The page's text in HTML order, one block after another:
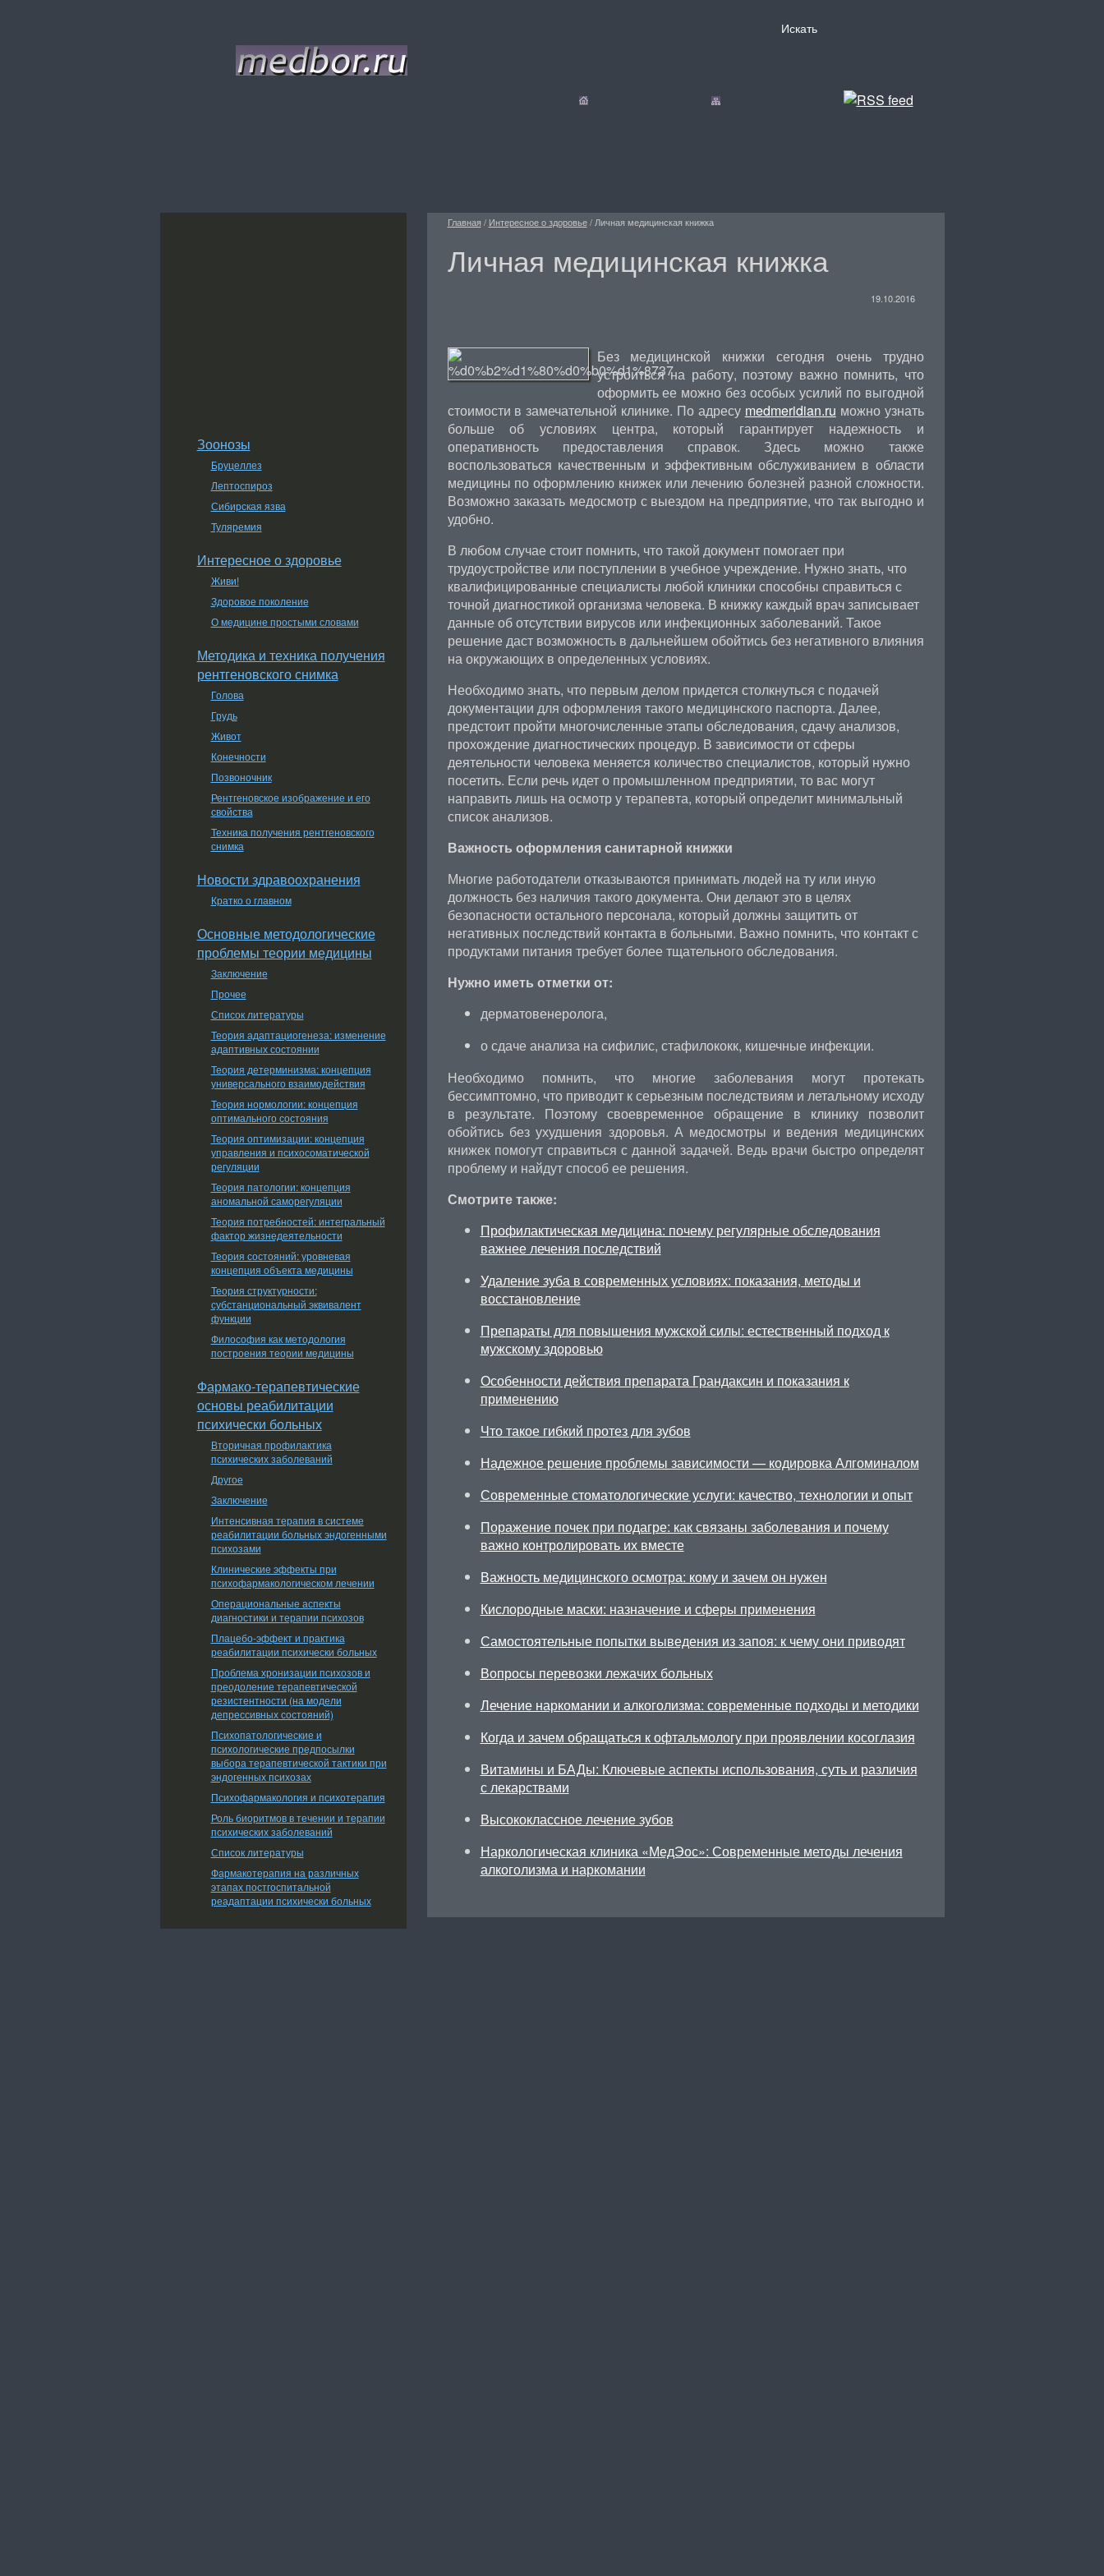
Главная / Интересное о здоровье/ Личная медицинская книжка
Личная медицинская книжка
19.10.2016
Без медицинской книжки сегодня очень трудно
устроиться на работу, поэтому важно помнить, что
оформить ее можно без особых усилий по выгодной
стоимости в замечательной клинике. По адресу medmeridian.ru можно узнать
больше об условиях центра, который гарантирует надежность и
оперативность предоставления справок. Здесь можно также
воспользоваться качественным и эффективным обслуживанием в области
медицины по оформлению книжек или лечению болезней разной сложности.
Возможно заказать медосмотр с выездом на предприятие, что так выгодно и
удобно.
В любом случае стоит помнить, что такой документ помогает при
трудоустройстве или поступлении в учебное учреждение. Нужно знать, что
квалифицированные специалисты любой клиники способны справиться с
точной диагностикой организма человека. В книжку каждый врач записывает
данные об отсутствии вирусов или инфекционных заболеваний. Такое
решение даст возможность в дальнейшем обойтись без негативного влияния
на окружающих в определенных условиях.
Необходимо знать, что первым делом придется столкнуться с подачей
документации для оформления такого медицинского паспорта. Далее,
предстоит пройти многочисленные этапы обследования, сдачу анализов,
прохождение диагностических процедур. В зависимости от сферы
деятельности человека меняется количество специалистов, который нужно
посетить. Если речь идет о промышленном предприятии, то вас могут
направить лишь на осмотр у терапевта, который определит минимальный
список анализов.
Важность оформления санитарной книжки
Многие работодатели отказываются принимать людей на ту или иную
должность без наличия такого документа. Они делают это в целях
безопасности остального персонала, который должны защитить от
негативных последствий контакта в больными. Важно помнить, что контакт с
продуктами питания требует более тщательного обследования.
Нужно иметь отметки от:
дерматовенеролога,
о сдаче анализа на сифилис, стафилококк, кишечные инфекции.
Необходимо помнить, что многие заболевания могут протекать
бессимптомно, что приводит к серьезным последствиям и летальному исходу
в результате. Поэтому своевременное обращение в клинику позволит
обойтись без ухудшения здоровья. А медосмотры и ведения медицинских
книжек помогут справиться с данной задачей. Ведь врачи быстро определят
проблему и найдут способ ее решения.
Смотрите также:
Профилактическая медицина: почему регулярные обследования
важнее лечения последствий
Удаление зуба в современных условиях: показания, методы и
восстановление
Препараты для повышения мужской силы: естественный подход к
мужскому здоровью
Особенности действия препарата Грандаксин и показания к
применению
Что такое гибкий протез для зубов
Надежное решение проблемы зависимости — кодировка Алгоминалом
Современные стоматологические услуги: качество, технологии и опыт
Поражение почек при подагре: как связаны заболевания и почему
важно контролировать их вместе
Важность медицинского осмотра: кому и зачем он нужен
Кислородные маски: назначение и сферы применения
Самостоятельные попытки выведения из запоя: к чему они приводят
Вопросы перевозки лежачих больных
Лечение наркомании и алкоголизма: современные подходы и методики
Когда и зачем обращаться к офтальмологу при проявлении косоглазия
Витамины и БАДы: Ключевые аспекты использования, суть и различия
с лекарствами
Высококлассное лечение зубов
Наркологическая клиника «МедЭос»: Современные методы лечения
алкоголизма и наркомании
Зоонозы
Бруцеллез
Лептоспироз
Сибирская язва
Туляремия
Интересное о здоровье
Живи!
Здоровое поколение
О медицине простыми словами
Методика и техника получения
рентгеновского снимка
Голова
Грудь
Живот
Конечности
Позвоночник
Рентгеновское изображение и его
свойства
Техника получения рентгеновского
снимка
Новости здравоохранения
Кратко о главном
Основные методологические
проблемы теории медицины
Заключение
Прочее
Список литературы
Теория адаптациогенеза: изменение
адаптивных состоянии
Теория детерминизма: концепция
универсального взаимодействия
Теория нормологии: концепция
оптимального состояния
Теория оптимизации: концепция
управления и психосоматической
регуляции
Теория патологии: концепция
аномальной саморегуляции
Теория потребностей: интегральный
фактор жизнедеятельности
Теория состояний: уровневая
концепция объекта медицины
Теория структурности:
субстанциональный эквивалент
функции
Философия как методология
построения теории медицины
Фармако-терапевтические
основы реабилитации
психически больных
Вторичная профилактика
психических заболеваний
Другое
Заключение
Интенсивная терапия в системе
реабилитации больных эндогенными
психозами
Клинические эффекты при
психофармакологическом лечении
Операциональные аспекты
диагностики и терапии психозов
Плацебо-эффект и практика
реабилитации психически больных
Проблема хронизации психозов и
преодоление терапевтической
резистентности (на модели
депрессивных состояний)
Психопатологические и
психологические предпосылки
выбора терапевтической тактики при
эндогенных психозах
Психофармакология и психотерапия
Роль биоритмов в течении и терапии
психических заболеваний
Список литературы
Фармакотерапия на различных
этапах постгоспитальной
реадаптации психически больных